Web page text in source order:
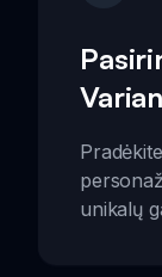
unikalų